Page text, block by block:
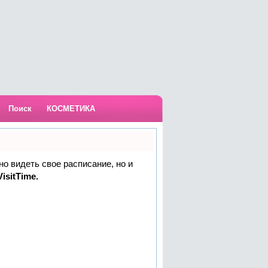
Поиск КОСМЕТИКА
видеть свое расписание, но и